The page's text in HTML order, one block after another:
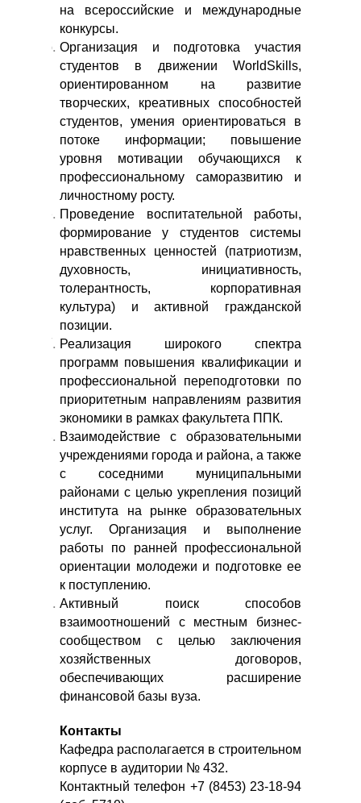
на всероссийские и международные
конкурсы.
Организация и подготовка участия
студентов в движении WorldSkills,
ориентированном на развитие
творческих, креативных способностей
студентов, умения ориентироваться в
потоке информации; повышение
уровня мотивации обучающихся к
профессиональному саморазвитию и
личностному росту.
Проведение воспитательной работы,
формирование у студентов системы
нравственных ценностей (патриотизм,
духовность, инициативность,
толерантность, корпоративная
культура) и активной гражданской
позиции.
Реализация широкого спектра
программ повышения квалификации и
профессиональной переподготовки по
приоритетным направлениям развития
экономики в рамках факультета ППК.
Взаимодействие с образовательными
учреждениями города и района, а также
с соседними муниципальными
районами с целью укрепления позиций
института на рынке образовательных
услуг. Организация и выполнение
работы по ранней профессиональной
ориентации молодежи и подготовке ее
к поступлению.
Активный поиск способов
взаимоотношений с местным бизнес-
сообществом с целью заключения
хозяйственных договоров,
обеспечивающих расширение
финансовой базы вуза.
Контакты
Кафедра располагается в строительном
корпусе в аудитории № 432.
Контактный телефон +7 (8453) 23-18-94